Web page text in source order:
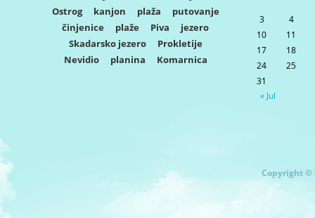
Ostrog
kanjon plaža
putovanje
činjenice
plaže Piva
jezero
Skadarsko jezero
Prokletije
Nevidio
planina Komarnica
3
4
10
11
17
18
24
25
31
« Jul
Copyright ©